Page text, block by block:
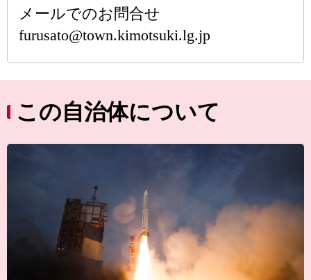
メールでのお問合せ
furusato@town.kimotsuki.lg.jp
この自治体について